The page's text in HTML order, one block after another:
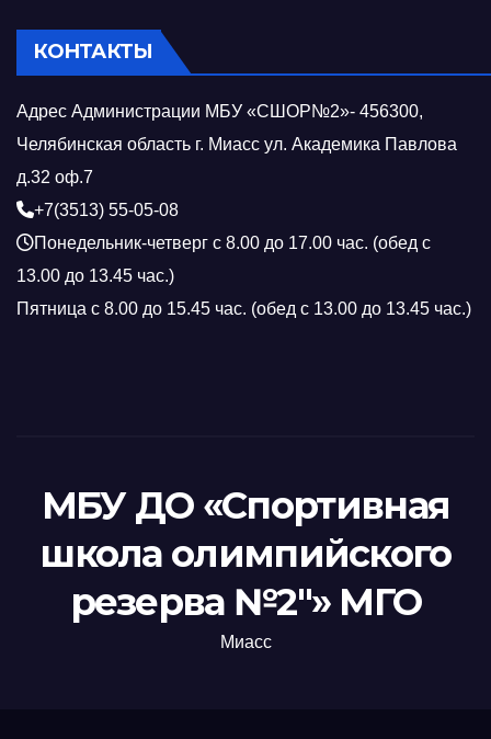
КОНТАКТЫ
Адрес Администрации МБУ «СШОР№2»- 456300,
Челябинская область г. Миасс ул. Академика Павлова
д.32 оф.7
+7(3513) 55-05-08
Понедельник-четверг с 8.00 до 17.00 час. (обед с
13.00 до 13.45 час.)
Пятница с 8.00 до 15.45 час. (обед с 13.00 до 13.45 час.)
МБУ ДО «Спортивная
школа олимпийского
резерва №2"» МГО
Миасс